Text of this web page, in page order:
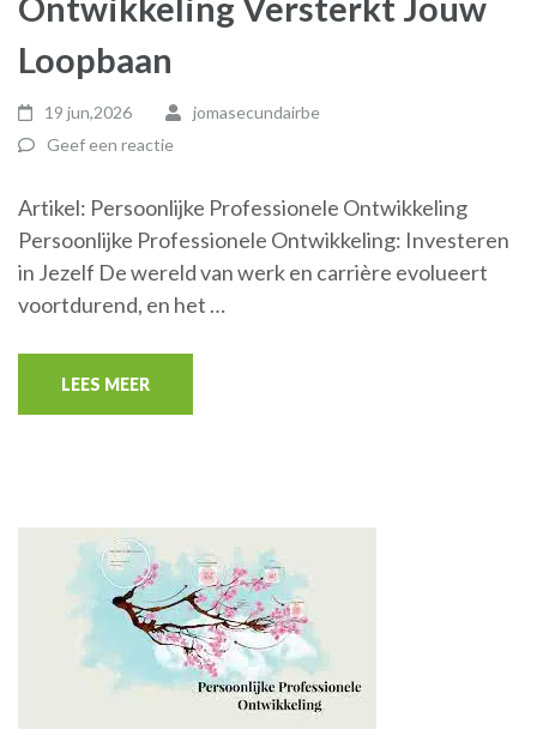
Loopbaan
19 jun,2026
jomasecundairbe
Geef een reactie
Artikel: Persoonlijke Professionele Ontwikkeling
Persoonlijke Professionele Ontwikkeling: Investeren
in Jezelf De wereld van werk en carrière evolueert
voortdurend, en het …
LEES MEER